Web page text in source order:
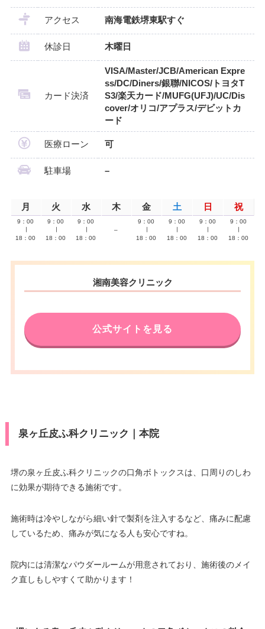
アクセス 南海電鉄堺東駅すぐ
休診日 木曜日
カード決済
VISA/Master/JCB/American Expre
ss/DC/Diners/銀聯/NICOS/トヨタT
S3/楽天カード/MUFG(UFJ)/UC/Dis
cover/オリコ/アプラス/デビットカ
ード
医療ローン 可
駐車場 –
月 火 水 木 金 土 日 祝
9：00
18：00
9：00
18：00
9：00
18：00
–
9：00
18：00
9：00
18：00
9：00
18：00
9：00
18：00
湘南美容クリニック
公式サイトを見る
泉ヶ丘皮ふ科クリニック｜本院
堺の泉ヶ丘皮ふ科クリニックの口角ボトックスは、口周りのしわ
に効果が期待できる施術です。
施術時は冷やしながら細い針で製剤を注入するなど、痛みに配慮
しているため、痛みが気になる人も安心ですね。
院内には清潔なパウダールームが用意されており、施術後のメイ
ク直しもしやすくて助かります！